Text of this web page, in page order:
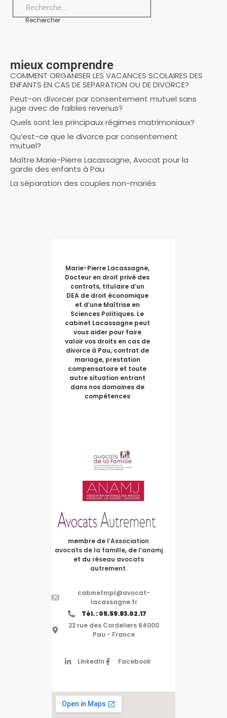
Rechercher
mieux comprendre
COMMENT ORGANISER LES VACANCES SCOLAIRES DES
ENFANTS EN CAS DE SEPARATION OU DE DIVORCE?
Peut-on divorcer par consentement mutuel sans
juge avec de faibles revenus?
Quels sont les principaux régimes matrimoniaux?
Qu’est-ce que le divorce par consentement
mutuel?
Maître Marie-Pierre Lacassagne, Avocat pour la
garde des enfants à Pau
La séparation des couples non-mariés
Marie-Pierre Lacassagne,
Docteur en droit privé des
contrats, titulaire d’un
DEA de droit économique
et d’une Maîtrise en
Sciences Politiques. Le
cabinet Lacassagne peut
vous aider pour faire
valoir vos droits en cas de
divorce à Pau, contrat de
mariage, prestation
compensatoire et toute
autre situation entrant
dans nos domaines de
compétences
membre de l’Association
avocats de la famille, de l’anamj
et du réseau avocats
autrement.
cabinetmpl@avocat-
lacassagne.fr
Tél. : 05.59.83.02.17
22 rue des Cordeliers 64000
Pau - France
LinkedIn Facebook